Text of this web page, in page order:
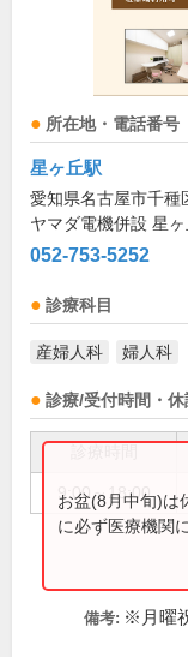
所在地・電話番号
星ヶ丘駅
愛知県名古屋市千種
ヤマダ電機併設 星
052-753-5252
診療科目
産婦人科 婦人科
診療/受付時間・休
9:00～18:00
お盆(8月中旬)は
に必ず医療機関
備考: ※月曜